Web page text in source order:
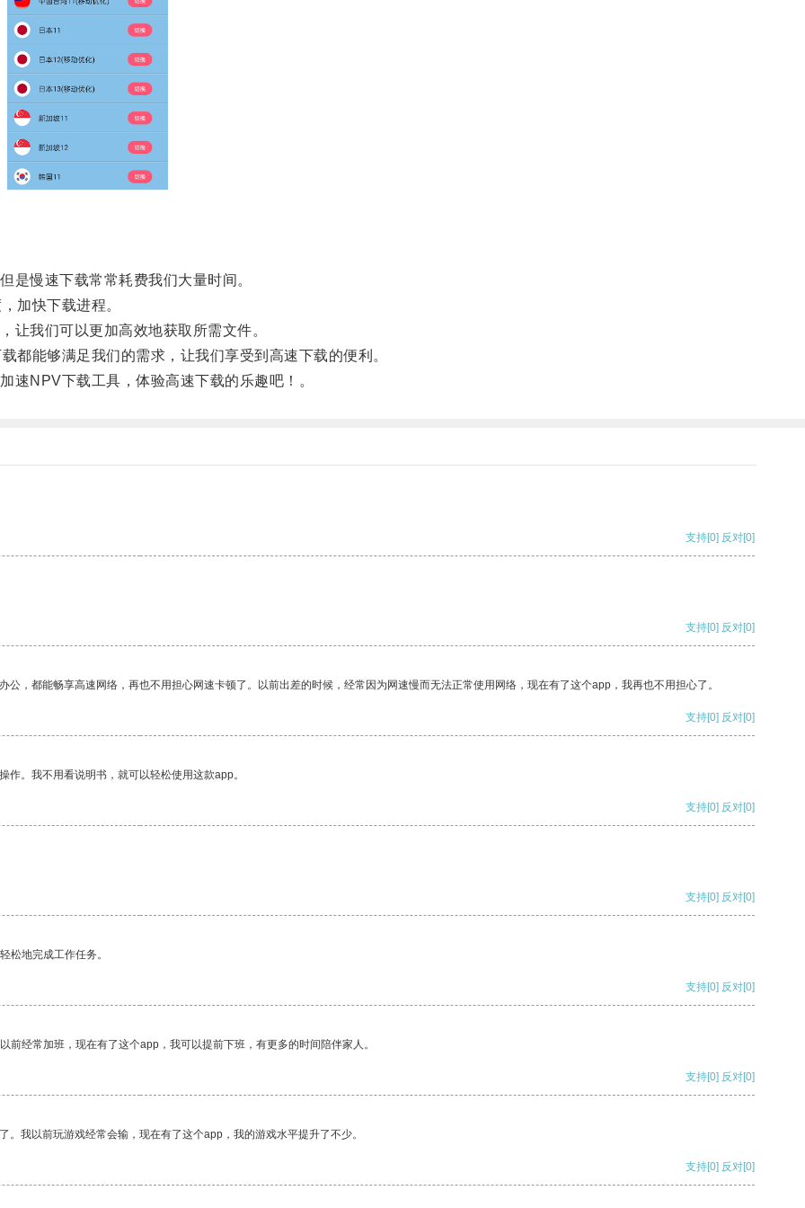
慢速下载常常耗费我们大量时间。
快下载进程。
我们可以更加高效地获取所需文件。
能够满足我们的需求，让我们享受到高速下载的便利。
NPV下载工具，体验高速下载的乐趣吧！。
支持[0] 反对[0]
支持[0] 反对[0]
，都能畅享高速网络，再也不用担心网速卡顿了。以前出差的时候，经常因为网速慢而无法正常使用网络，现在有了这个app，我再也不用担心了。
支持[0] 反对[0]
。我不用看说明书，就可以轻松使用这款app。
支持[0] 反对[0]
支持[0] 反对[0]
松地完成工作任务。
支持[0] 反对[0]
经常加班，现在有了这个app，我可以提前下班，有更多的时间陪伴家人。
支持[0] 反对[0]
我以前玩游戏经常会输，现在有了这个app，我的游戏水平提升了不少。
支持[0] 反对[0]